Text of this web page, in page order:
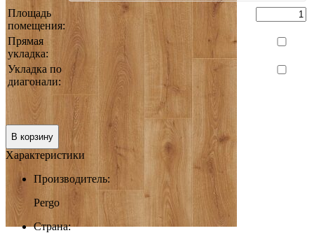
Площадь
помещения:
Прямая
укладка:
Укладка по
диагонали:
Итого:
В корзину
Характеристики
Производитель:
Pergo
Страна: